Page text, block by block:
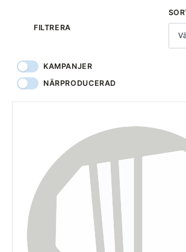
FILTRERA
KAMPANJER
NÄRPRODUCERAD